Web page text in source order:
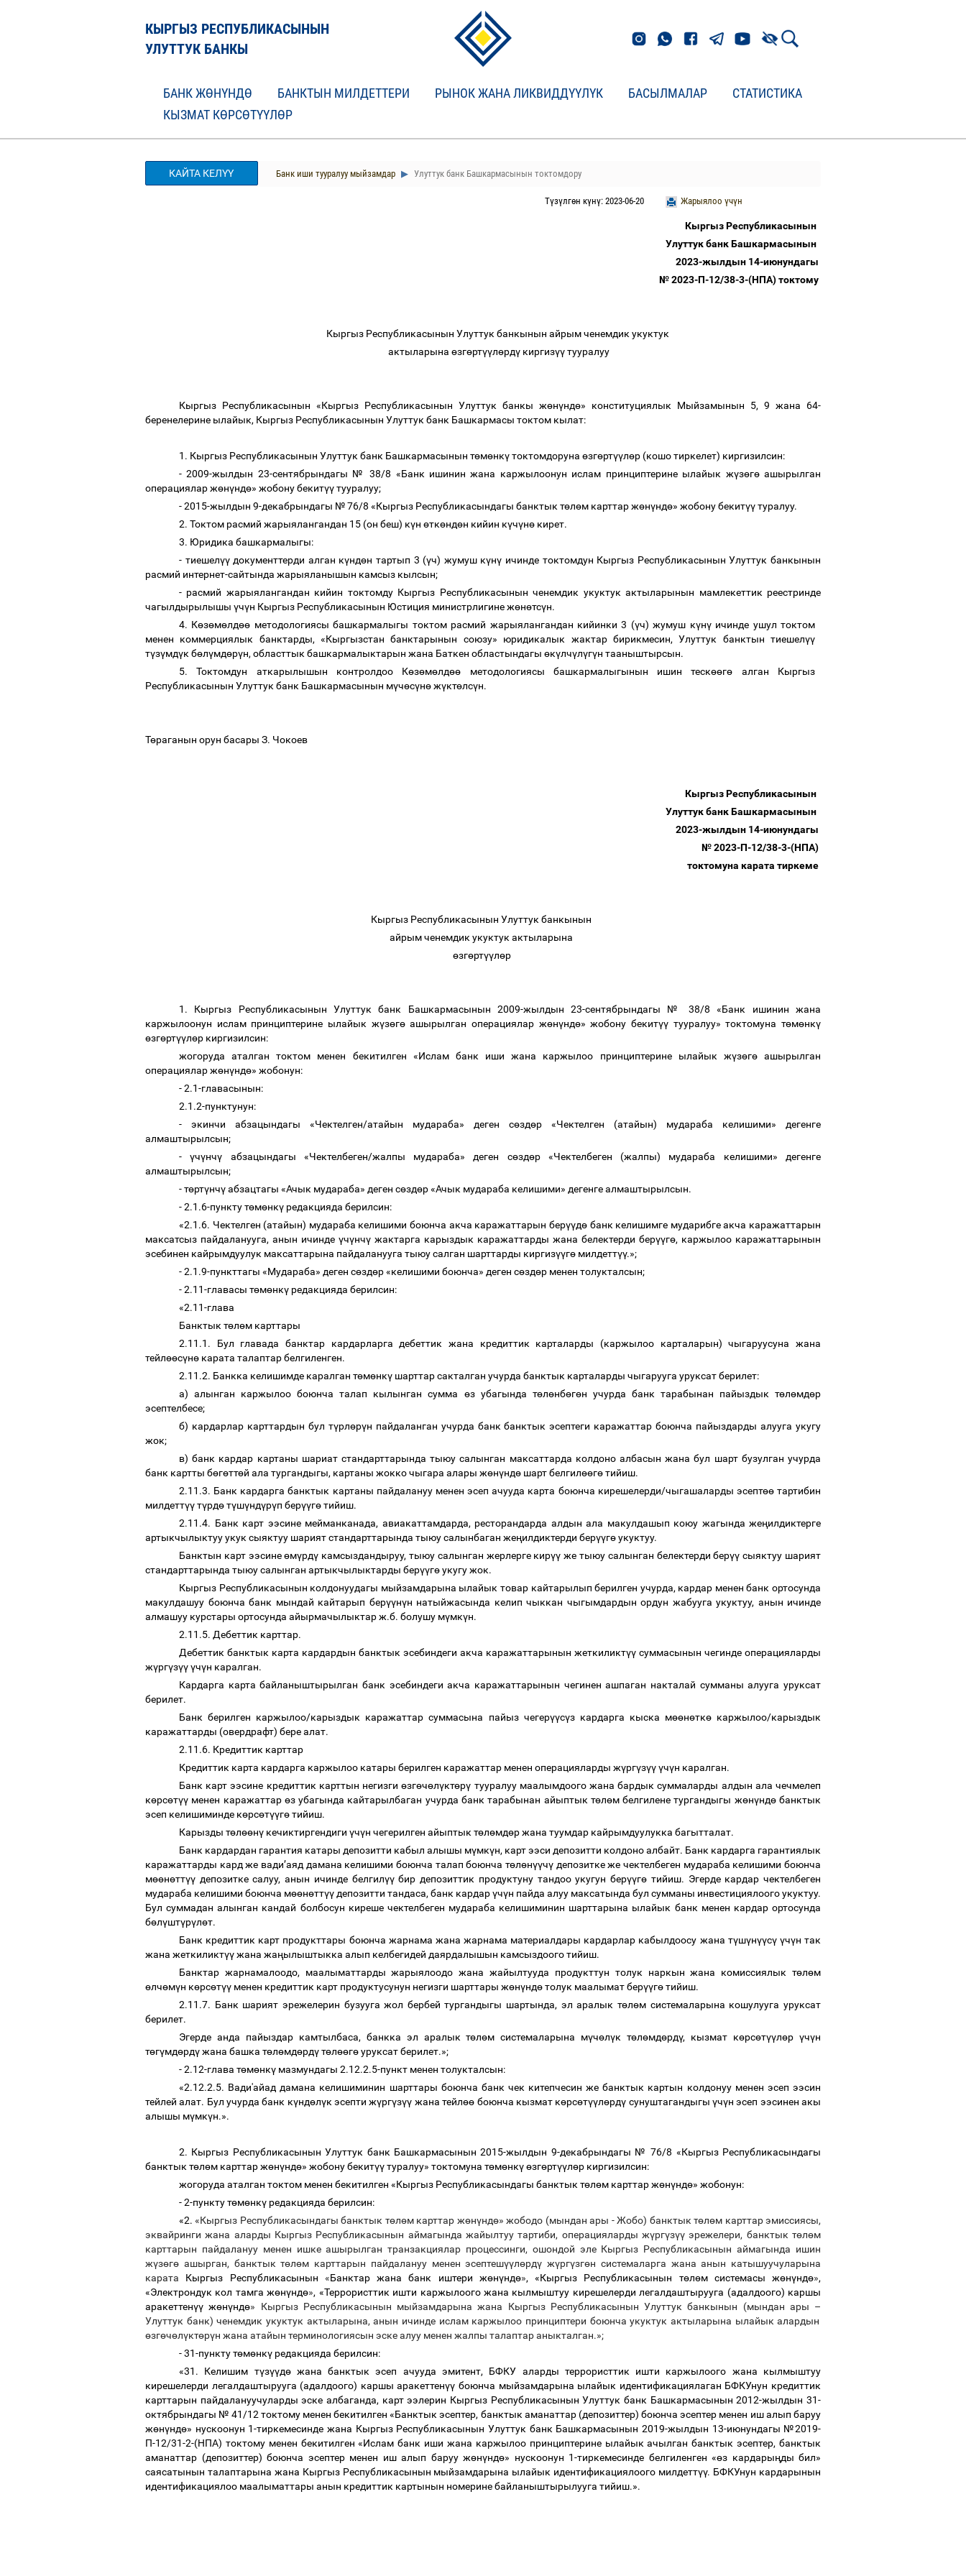
КЫРГЫЗ РЕСПУБЛИКАСЫНЫН
УЛУТТУК БАНКЫ
БАНК ЖӨНҮНДӨ БАНКТЫН МИЛДЕТТЕРИ РЫНОК ЖАНА ЛИКВИДДҮҮЛҮК БАСЫЛМАЛАР
СТАТИСТИКА
КЫЗМАТ КӨРСӨТҮҮЛӨР
КАЙТА КЕЛҮҮ Банк иши тууралуу мыйзамдар Улуттук банк Башкармасынын токтомдору
Жарыялоо үчүн
Түзүлгөн күнү: 2023-06-20
Кыргыз Республикасынын
Улуттук банк Башкармасынын
2023-жылдын 14-июнундагы
№ 2023-П-12/38-3-(НПА) токтому
Кыргыз Республикасынын Улуттук банкынын айрым ченемдик укуктук
актыларына өзгөртүүлөрдү киргизүүтууралуу
Кыргыз Республикасынын «Кыргыз Республикасынын Улуттук банкы жөнүндө» конституциялык Мыйзамынын 5, 9 жана 64-
беренелерине ылайык, Кыргыз Республикасынын Улуттук банк Башкармасы токтом кылат:
1. Кыргыз Республикасынын Улуттук банк Башкармасынын төмөнкүтоктомдоруна өзгөртүүлөр (кошо тиркелет) киргизилсин:
- 2009-жылдын 23-сентябрындагы № 38/8 «Банк ишинин жана каржылоонун ислам принциптерине ылайык жүзөгөашырылган
операциялар жөнүндө» жобону бекитүүтууралуу;
- 2015-жылдын 9-декабрындагы № 76/8 «Кыргыз Республикасындагы банктык төлөм карттар жөнүндө» жобону бекитүүтуралуу.
2. Токтом расмий жарыялангандан 15 (он беш) күн өткөндөн кийин күчүнө кирет.
3. Юридика башкармалыгы:
- тиешелүүдокументтерди алган күндөн тартып 3 (үч) жумуш күнү ичинде токтомдун Кыргыз Республикасынын Улуттук банкынын
расмий интернет-сайтында жарыяланышын камсыз кылсын;
- расмий жарыялангандан кийин токтомду Кыргыз Республикасынын ченемдик укуктук актыларынын мамлекеттик реестринде
чагылдырылышы үчүн Кыргыз Республикасынын Юстиция министрлигине жөнөтсүн.
4. Көзөмөлдөө методологиясы башкармалыгы токтом расмий жарыялангандан кийинки 3 (үч) жумуш күнүичинде ушул токтом
менен коммерциялык банктарды, «Кыргызстан банктарынын союзу» юридикалык жактар бирикмесин, Улуттук банктын тиешелүү
түзүмдүк бөлүмдөрүн, областтык башкармалыктарын жана Баткен областындагы өкүлчүлүгүн тааныштырсын.
5. Токтомдун аткарылышын контролдоо Көзөмөлдөө методологиясы башкармалыгынын ишин тескөөгө алган Кыргыз
Республикасынын Улуттук банк Башкармасынын мүчөсүнөжүктөлсүн.
Төраганын орун басары З. Чокоев
Кыргыз Республикасынын
Улуттук банк Башкармасынын
2023-жылдын 14-июнундагы
№ 2023-П-12/38-3-(НПА)
токтомуна карата тиркеме
Кыргыз Республикасынын Улуттук банкынын
айрым ченемдик укуктук актыларына
өзгөртүүлөр
1. Кыргыз Республикасынын Улуттук банк Башкармасынын 2009-жылдын 23-сентябрындагы № 38/8 «Банк ишинин жана
каржылоонун ислам принциптерине ылайык жүзөгөашырылган операциялар жөнүндө» жобону бекитүү тууралуу» токтомуна төмөнкү
өзгөртүүлөр киргизилсин:
жогоруда аталган токтом менен бекитилген «Ислам банк иши жана каржылоо принциптерине ылайык жүзөгөашырылган
операциялар жөнүндө» жобонун:
- 2.1-главасынын:
2.1.2-пунктунун:
- экинчи абзацындагы «Чектелген/атайын мудараба» деген сөздөр «Чектелген (атайын) мудараба келишими» дегенге
алмаштырылсын;
-үчүнчү абзацындагы «Чектелбеген/жалпы мудараба» деген сөздөр «Чектелбеген (жалпы) мудараба келишими» дегенге
алмаштырылсын;
- төртүнчүабзацтагы «Ачык мудараба» деген сөздөр «Ачык мудараба келишими» дегенге алмаштырылсын.
- 2.1.6-пункту төмөнкү редакцияда берилсин:
«2.1.6. Чектелген (атайын) мудараба келишими боюнча акча каражаттарын берүүдөбанк келишимге мударибге акча каражаттарын
максатсыз пайдаланууга, анын ичинде үчүнчү жактарга карыздык каражаттарды жана белектерди берүүгө, каржылоо каражаттарынын
эсебинен кайрымдуулук максаттарына пайдаланууга тыюу салган шарттарды киргизүүгө милдеттүү.»;
- 2.1.9-пункттагы «Мудараба» деген сөздөр «келишими боюнча» деген сөздөр менен толукталсын;
- 2.11-главасы төмөнкү редакцияда берилсин:
«2.11-глава
Банктык төлөм карттары
2.11.1. Бул главада банктар кардарларга дебеттик жана кредиттик карталарды (каржылоо карталарын) чыгаруусуна жана
тейлөөсүнө карата талаптар белгиленген.
2.11.2. Банкка келишимде каралган төмөнкү шарттар сакталган учурда банктык карталарды чыгарууга уруксат берилет:
а) алынган каржылоо боюнча талап кылынган сумма өз убагында төлөнбөгөн учурда банк тарабынан пайыздык төлөмдөр
эсептелбесе;
б) кардарлар карттардын бул түрлөрүн пайдаланган учурда банк банктык эсептеги каражаттар боюнча пайыздарды алууга укугу
жок;
в) банк кардар картаны шариат стандарттарында тыюу салынган максаттарда колдоно албасын жана бул шарт бузулган учурда
банк картты бөгөттөй ала тургандыгы, картаны жокко чыгара алары жөнүндө шарт белгилөөгөтийиш.
2.11.3. Банк кардарга банктык картаны пайдалануу менен эсеп ачууда карта боюнча кирешелерди/чыгашаларды эсептөөтартибин
милдеттүүтүрдөтүшүндүрүп берүүгөтийиш.
2.11.4. Банк карт ээсине мейманканада, авиакаттамдарда, ресторандарда алдын ала макулдашып коюу жагында жеңилдиктерге
артыкчылыктуу укук сыяктуу шарият стандарттарында тыюу салынбаган жеңилдиктерди берүүгөукуктуу.
Банктын карт ээсинеөмүрдү камсыздандыруу, тыюу салынган жерлерге кирүү же тыюу салынган белектерди берүү сыяктуу шарият
стандарттарында тыюу салынган артыкчылыктарды берүүгөукугу жок.
Кыргыз Республикасынын колдонуудагы мыйзамдарына ылайык товар кайтарылып берилген учурда, кардар менен банк ортосунда
макулдашуу боюнча банк мындай кайтарып берүүнүн натыйжасында келип чыккан чыгымдардын ордун жабууга укуктуу, анын ичинде
алмашуу курстары ортосунда айырмачылыктар ж.б. болушу мүмкүн.
2.11.5. Дебеттик карттар.
Дебеттик банктык карта кардардын банктык эсебиндеги акча каражаттарынын жеткиликтүү суммасынын чегинде операцияларды
жүргүзүүүчүн каралган.
Кардарга карта байланыштырылган банк эсебиндеги акча каражаттарынын чегинен ашпаган накталай сумманы алууга уруксат
берилет.
Банк берилген каржылоо/карыздык каражаттар суммасына пайыз чегерүүсүз кардарга кыска мөөнөткөкаржылоо/карыздык
каражаттарды (овердрафт) бере алат.
2.11.6. Кредиттик карттар
Кредиттик карта кардарга каржылоо катары берилген каражаттар менен операцияларды жүргүзүүүчүн каралган.
Банк карт ээсине кредиттик карттын негизгиөзгөчөлүктөрү тууралуу маалымдоого жана бардык суммаларды алдын ала чечмелеп
көрсөтүү менен каражаттар өз убагында кайтарылбаган учурда банк тарабынан айыптык төлөм белгилене тургандыгы жөнүндөбанктык
эсеп келишиминде көрсөтүүгөтийиш.
Карызды төлөөнү кечиктиргендиги үчүн чегерилген айыптык төлөмдөр жана туумдар кайрымдуулукка багытталат.
Банк кардардан гарантия катары депозитти кабыл алышы мүмкүн, карт ээси депозитти колдоно албайт. Банк кардарга гарантиялык
каражаттарды кард же вади’аяд дамана келишими боюнча талап боюнча төлөнүүчү депозитке же чектелбеген мудараба келишими боюнча
мөөнөттүү депозитке салуу, анын ичинде белгилүүбир депозиттик продуктуну тандоо укугун берүүгө тийиш. Эгерде кардар чектелбеген
мудараба келишими боюнча мөөнөттүү депозитти тандаса, банк кардарүчүн пайда алуу максатында бул сумманы инвестициялоого укуктуу.
Бул суммадан алынган кандай болбосун киреше чектелбеген мудараба келишиминин шарттарына ылайык банк менен кардар ортосунда
бөлүштүрүлөт.
Банк кредиттик карт продукттары боюнча жарнама жана жарнама материалдары кардарлар кабылдоосу жана түшүнүүсү үчүн так
жана жеткиликтүүжана жаңылыштыкка алып келбегидей даярдалышын камсыздоого тийиш.
Банктар жарнамалоодо, маалыматтарды жарыялоодо жана жайылтууда продукттун толук наркын жана комиссиялык төлөм
өлчөмүн көрсөтүү менен кредиттик карт продуктусунун негизги шарттары жөнүндөтолук маалымат берүүгөтийиш.
2.11.7. Банк шарият эрежелерин бузууга жол бербей тургандыгы шартында, эл аралык төлөм системаларына кошулууга уруксат
берилет.
Эгерде анда пайыздар камтылбаса, банкка эл аралык төлөм системаларына мүчөлүк төлөмдөрдү, кызмат көрсөтүүлөрүчүн
төгүмдөрдүжана башка төлөмдөрдүтөлөөгөуруксат берилет.»;
- 2.12-глава төмөнкү мазмундагы 2.12.2.5-пункт менен толукталсын:
«2.12.2.5. Вади'айад дамана келишиминин шарттары боюнча банк чек китепчесин же банктык картын колдонуу менен эсеп ээсин
тейлей алат. Бул учурда банк күндөлүк эсепти жүргүзүү жана тейлөө боюнча кызмат көрсөтүүлөрдү сунуштагандыгы үчүн эсеп ээсинен акы
алышы мүмкүн.».
2. Кыргыз Республикасынын Улуттук банк Башкармасынын 2015-жылдын 9-декабрындагы № 76/8 «Кыргыз Республикасындагы
банктык төлөм карттар жөнүндө» жобону бекитүүтуралуу» токтомуна төмөнкүөзгөртүүлөр киргизилсин:
жогоруда аталган токтом менен бекитилген «Кыргыз Республикасындагы банктык төлөм карттар жөнүндө» жобонун:
- 2-пункту төмөнкү редакцияда берилсин:
«2.«Кыргыз Республикасындагы банктык төлөм карттар жөнүндө» жободо (мындан ары - Жобо) банктык төлөм карттар эмиссиясы,
эквайринги жана аларды Кыргыз Республикасынын аймагында жайылтуу тартиби, операцияларды жүргүзүү эрежелери, банктык төлөм
карттарын пайдалануу менен ишке ашырылган транзакциялар процессинги, ошондой эле Кыргыз Республикасынын аймагында ишин
жүзөгө ашырган, банктык төлөм карттарын пайдалануу менен эсептешүүлөрдү жүргүзгөн системаларга жана анын катышуучуларына
карата Кыргыз Республикасынын «Банктар жана банк иштери жөнүндө», «Кыргыз Республикасынын төлөм системасы жөнүндө»,
«Электрондук кол тамга жөнүндө», «Террористтик ишти каржылоого жана кылмыштуу кирешелерди легалдаштырууга (адалдоого) каршы
аракеттенүү жөнүндө» Кыргыз Республикасынын мыйзамдарына жана Кыргыз Республикасынын Улуттук банкынын (мындан ары –
Улуттук банк) ченемдик укуктук актыларына, анын ичинде ислам каржылоо принциптери боюнча укуктук актыларына ылайык алардын
өзгөчөлүктөрүн жана атайын терминологиясын эске алуу менен жалпы талаптар аныкталган.»;
- 31-пункту төмөнкү редакцияда берилсин:
«31. Келишим түзүүдөжана банктык эсеп ачууда эмитент, БФКУ аларды террористтик ишти каржылоого жана кылмыштуу
кирешелерди легалдаштырууга (адалдоого) каршы аракеттенүү боюнча мыйзамдарына ылайык идентификациялаган БФКУнун кредиттик
карттарын пайдалануучуларды эске албаганда, карт ээлерин Кыргыз Республикасынын Улуттук банк Башкармасынын 2012-жылдын 31-
октябрындагы № 41/12 токтому менен бекитилген «Банктык эсептер, банктык аманаттар (депозиттер) боюнча эсептер менен иш алып баруу
жөнүндө» нускоонун 1-тиркемесинде жана Кыргыз Республикасынын Улуттук банк Башкармасынын 2019-жылдын 13-июнундагы №2019-
П-12/31-2-(НПА) токтому менен бекитилген «Ислам банк иши жана каржылоо принциптерине ылайык ачылган банктык эсептер, банктык
аманаттар (депозиттер) боюнча эсептер менен иш алып баруу жөнүндө» нускоонун 1-тиркемесинде белгиленген «өз кардарыңды бил»
саясатынын талаптарына жана Кыргыз Республикасынын мыйзамдарына ылайык идентификациялоого милдеттүү. БФКУнун кардарынын
идентификациялоо маалыматтары анын кредиттик картынын номерине байланыштырылууга тийиш.».